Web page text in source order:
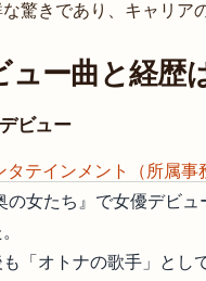
驚きであり、キャリア
ー曲と経歴
ビュー
タテインメント（所属
の女たち』で女優デビ
「オトナの歌手」とし